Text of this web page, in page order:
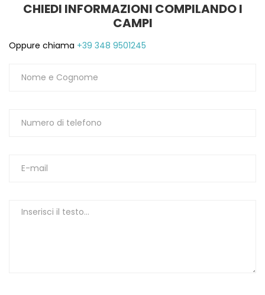
CHIEDI INFORMAZIONI COMPILANDO I
CAMPI
Oppure chiama +39 348 9501245